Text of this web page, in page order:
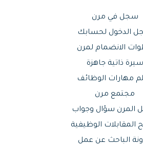
سجل في مرن
الدخول لحسابك
الانضمام لمرن
سيرة ذاتية جاهزة
مهارات الوظائف
مجتمع مرن
المرن سؤال وجواب
المقابلات الوظيفية
الباحث عن عمل